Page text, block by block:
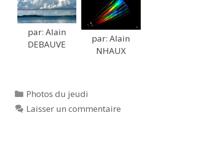
par: Alain
DEBAUVE
par: Alain
NHAUX
Catégories
Photos du jeudi
Laisser un commentaire